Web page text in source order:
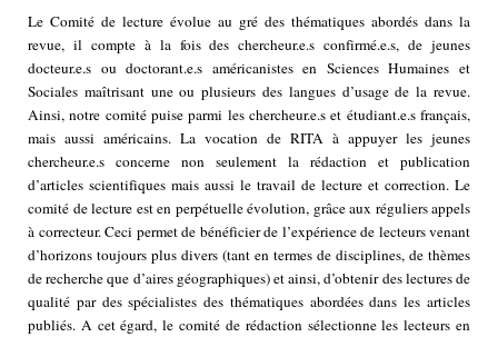
Le Comité de lecture évolue au gré des thématiques abordés dans la
revue, il compte à la fois des chercheur.e.s confirmé.e.s, de jeunes
docteur.e.s ou doctorant.e.s américanistes en Sciences Humaines et
Sociales maîtrisant une ou plusieurs des langues d’usage de la revue.
Ainsi, notre comité puise parmi les chercheur.e.s et étudiant.e.s français,
mais aussi américains. La vocation de RITA à appuyer les jeunes
chercheur.e.s concerne non seulement la rédaction et publication
d’articles scientifiques mais aussi le travail de lecture et correction. Le
comité de lecture est en perpétuelle évolution, grâce aux réguliers appels
à correcteur. Ceci permet de bénéficier de l’expérience de lecteurs venant
d’horizons toujours plus divers (tant en termes de disciplines, de thèmes
de recherche que d’aires géographiques) et ainsi, d’obtenir des lectures de
qualité par des spécialistes des thématiques abordées dans les articles
publiés. A cet égard, le comité de rédaction sélectionne les lecteurs en